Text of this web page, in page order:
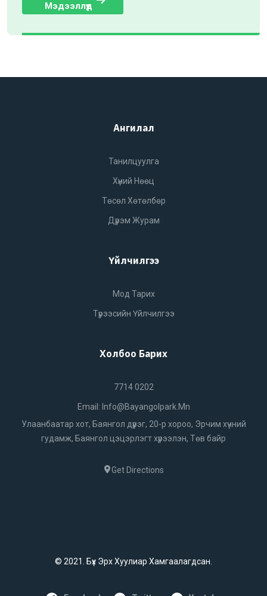
Мэдээллүүд
Ангилал
Танилцуулга
Хүний Нөөц
Төсөл Хөтөлбөр
Дүрэм Журам
Үйлчилгээ
Мод Тарих
Түрээсийн Үйлчилгээ
Холбоо Барих
7714 0202
Email: Info@bayangolpark.mn
Улаанбаатар хот, Баянгол дүүрэг, 20-р хороо, Эрчим хүчний
гудамж, Баянгол цэцэрлэгт хүрээлэн, Төв байр
Get Directions
© 2021. Бүх Эрх Хуулиар Хамгаалагдсан.